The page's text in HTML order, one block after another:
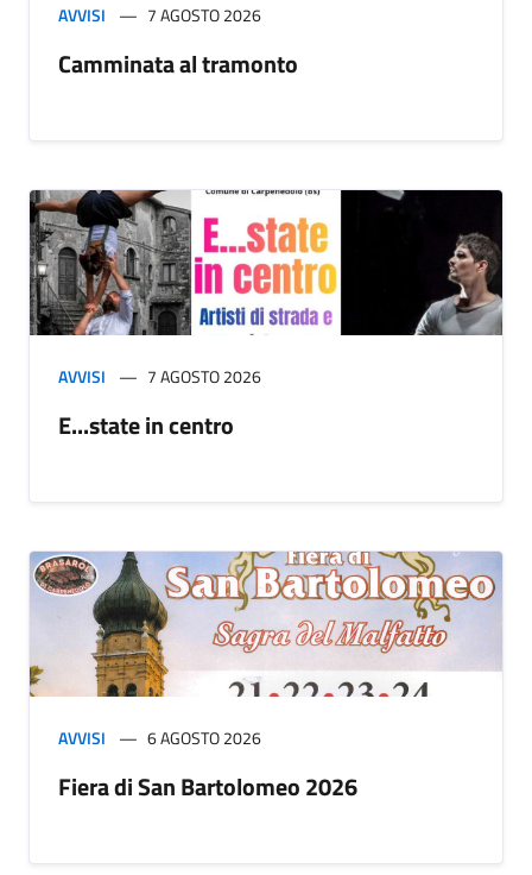
AVVISI 7 AGOSTO 2026
Camminata al tramonto
AVVISI 7 AGOSTO 2026
E...state in centro
AVVISI 6 AGOSTO 2026
Fiera di San Bartolomeo 2026